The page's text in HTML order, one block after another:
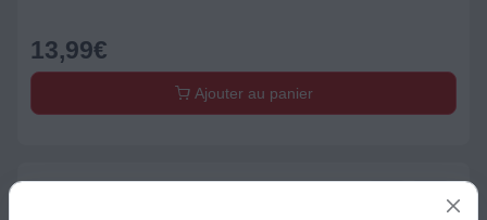
13,99€
Ajouter au panier